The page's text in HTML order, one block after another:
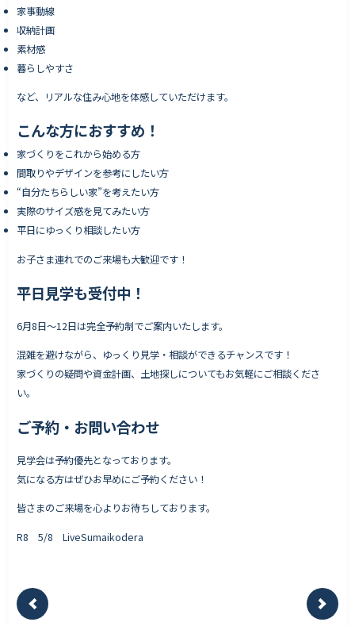
家事動線
収納計画
素材感
暮らしやすさ
など、リアルな住み心地を体感していただけます。
こんな方におすすめ！
家づくりをこれから始める方
間取りやデザインを参考にしたい方
“自分たちらしい家”を考えたい方
実際のサイズ感を見てみたい方
平日にゆっくり相談したい方
お子さま連れでのご来場も大歓迎です！
平日見学も受付中！
6月8日〜12日は完全予約制でご案内いたします。
混雑を避けながら、ゆっくり見学・相談ができるチャンスです！
家づくりの疑問や資金計画、土地探しについてもお気軽にご相談くださ
い。
ご予約・お問い合わせ
見学会は予約優先となっております。
気になる方はぜひお早めにご予約ください！
皆さまのご来場を心よりお待ちしております。
R8 5/8 LiveSumaikodera